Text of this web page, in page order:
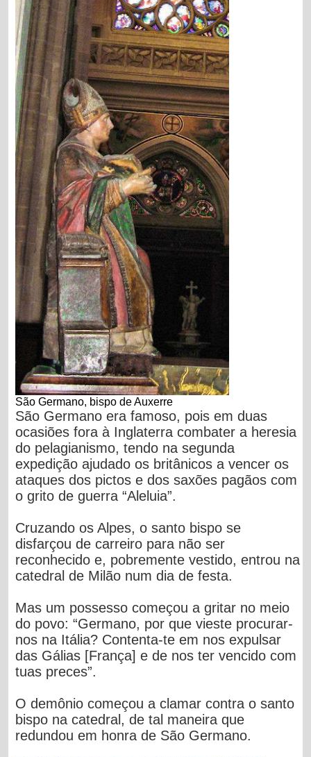
São Germano, bispo de Auxerre
São Germano era famoso, pois em duas
ocasiões fora à Inglaterra combater a heresia
do pelagianismo, tendo na segunda
expedição ajudado os britânicos a vencer os
ataques dos pictos e dos saxões pagãos com
o grito de guerra “Aleluia”.
Cruzando os Alpes, o santo bispo se
disfarçou de carreiro para não ser
reconhecido e, pobremente vestido, entrou na
catedral de Milão num dia de festa.
Mas um possesso começou a gritar no meio
do povo: “Germano, por que vieste procurar-
nos na Itália? Contenta-te em nos expulsar
das Gálias [França] e de nos ter vencido com
tuas preces”.
O demônio começou a clamar contra o santo
bispo na catedral, de tal maneira que
redundou em honra de São Germano.